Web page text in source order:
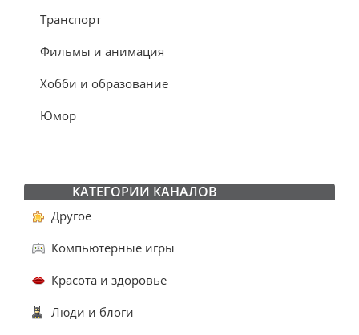
Транспорт
Фильмы и анимация
Хобби и образование
Юмор
КАТЕГОРИИ КАНАЛОВ
Другое
Компьютерные игры
Красота и здоровье
Люди и блоги